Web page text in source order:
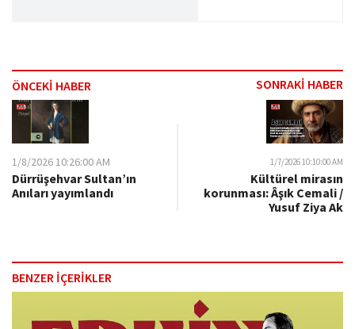
ÖNCEKİ HABER SONRAKİ HABER
1/8/2026 10:26:00 AM
Dürrüşehvar Sultan’ın
Anıları yayımlandı
1/7/2026 10:10:00 AM
Kültürel mirasın
korunması: Âşık Cemali /
Yusuf Ziya Ak
BENZER İÇERİKLER